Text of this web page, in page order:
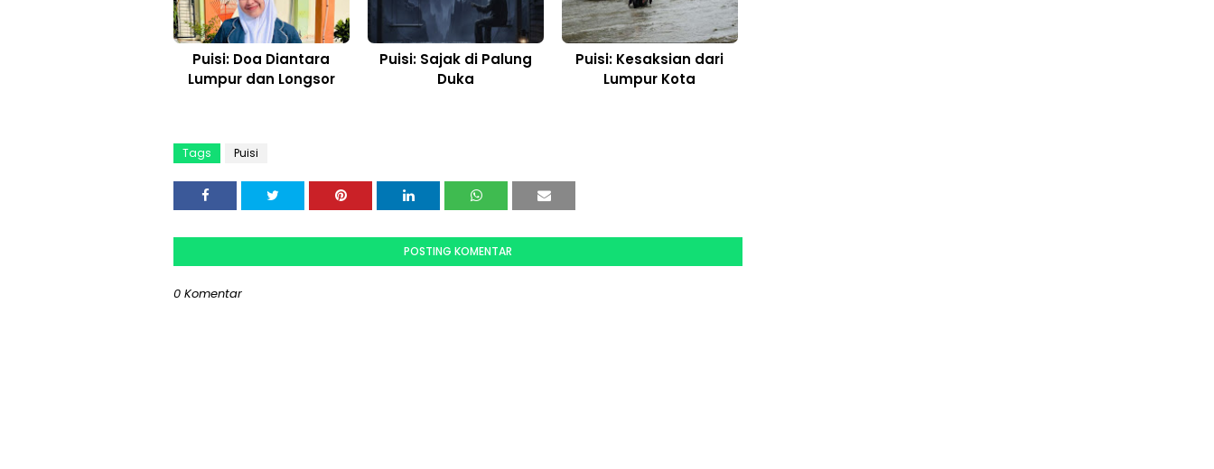
Puisi: Doa Diantara
Lumpur dan Longsor
Puisi: Sajak di Palung
Duka
Puisi: Kesaksian dari
Lumpur Kota
Tags Puisi
POSTING KOMENTAR
0 Komentar